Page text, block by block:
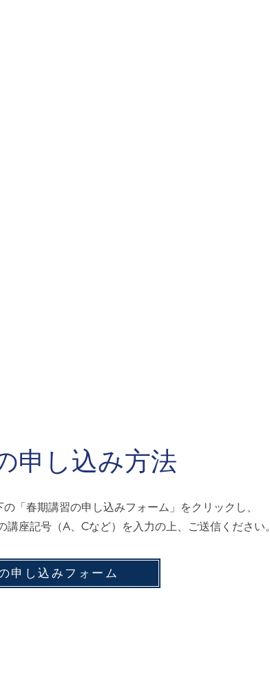
申し込みフォーム
「春期講習の申し込みフォーム」をクリックし、
座記号（A、Cなど）を入力の上、ご送信ください。
申し込み方法